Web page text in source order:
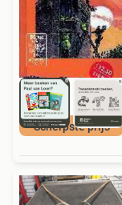
Scherpste prijs